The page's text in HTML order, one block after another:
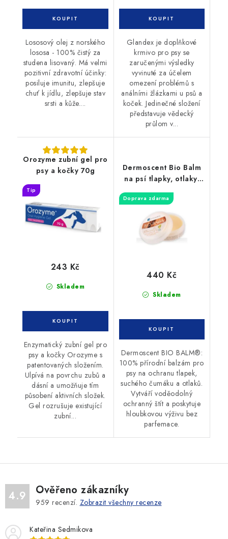
Lososový olej z norského
lososa - 100% čistý za
studena lisovaný. Má velmi
pozitivní zdravotní účinky:
posiluje imunitu, zlepšuje
chuť k jídlu, zlepšuje stav
srsti a kůže....
Glandex je doplňkové
krmivo pro psy se
zaručenými výsledky
vyvinuté za účelem
omezení problémů s
análními žlázkami u psů a
koček. Jedinečné složení
představuje vědecký
průlom v...
Orozyme zubní gel pro
psy a kočky 70g
Tip
Skladem
243 Kč
Enzymatický zubní gel pro
psy a kočky Orozyme s
patentovaných složením.
Ulpívá na povrchu zubů a
dásní a umožňuje tím
působení aktivních složek.
Gel rozrušuje existující
zubní...
Dermoscent Bio Balm
na psí tlapky, otlaky,
nos 50ml
Doprava zdarma
Skladem
440 Kč
Dermoscent BIO BALM®:
100% přírodní balzám pro
psy na ochranu tlapek,
suchého čumáku a otlaků.
Vytváří voděodolný
ochranný štít a poskytuje
hloubkovou výživu bez
parfemace.
4.9 Ověřeno zákazníky
959 recenzí. Zobrazit všechny recenze
Kateřina Sedmikova